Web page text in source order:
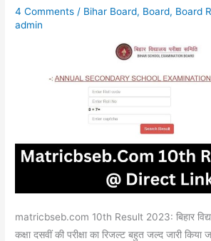
4 Comments / Bihar Board, Board, Board
admin
matricbseb.com 10th Result 2023: बिहार
कक्षा दसवीं की परीक्षा का रिजल्ट बहुत जल्द जारी किया
जारी
Direct
यहां
लेटेस्ट